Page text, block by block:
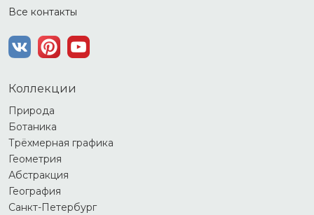
Все контакты
Коллекции
Природа
Ботаника
Трёхмерная графика
Геометрия
Абстракция
География
Санкт-Петербург